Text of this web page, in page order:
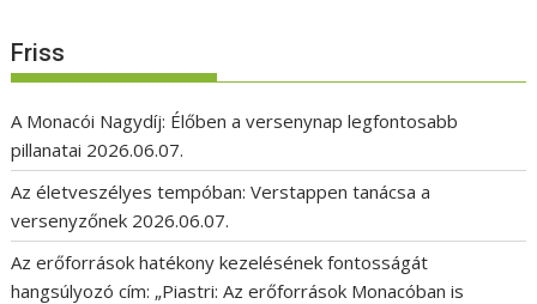
Friss
A Monacói Nagydíj: Élőben a versenynap legfontosabb
pillanatai 2026.06.07.
Az életveszélyes tempóban: Verstappen tanácsa a
versenyzőnek 2026.06.07.
Az erőforrások hatékony kezelésének fontosságát
hangsúlyozó cím: „Piastri: Az erőforrások Monacóban is